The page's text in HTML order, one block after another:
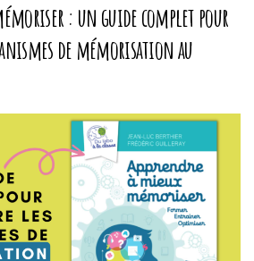
: un guide complet pour
de mémorisation au